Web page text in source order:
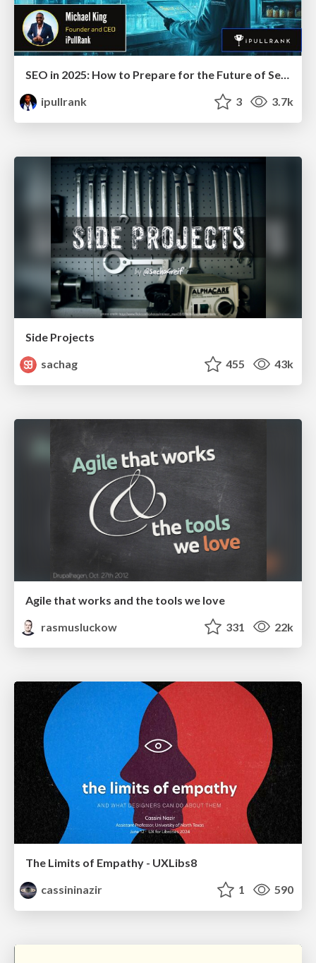
ipullrank
3 3.7k
Side Projects
sachag
455 43k
Agile that works and the tools we love
rasmusluckow
331 22k
The Limits of Empathy - UXLibs8
cassininazir
1 590